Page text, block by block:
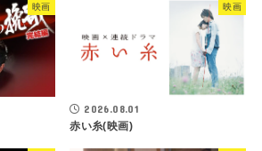
映画 映画
2026.08.01
赤い糸(映画)